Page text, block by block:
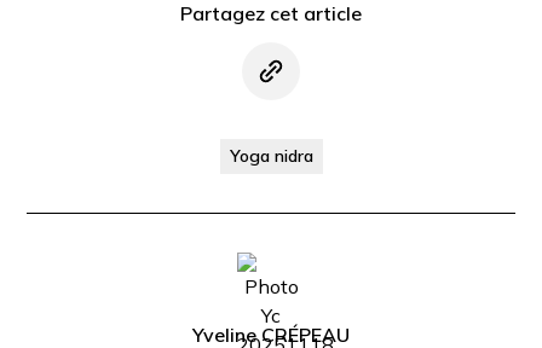
Partagez cet article
Yoga nidra
Yveline CRÉPEAU